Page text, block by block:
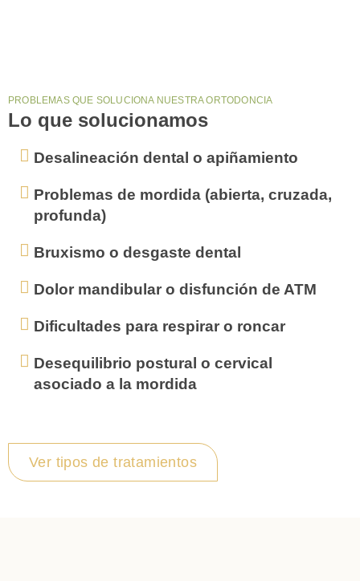
PROBLEMAS QUE SOLUCIONA NUESTRA ORTODONCIA
Lo que solucionamos
Desalineación dental o apiñamiento
Problemas de mordida (abierta, cruzada,
profunda)
Bruxismo o desgaste dental
Dolor mandibular o disfunción de ATM
Dificultades para respirar o roncar
Desequilibrio postural o cervical
asociado a la mordida
Ver tipos de tratamientos